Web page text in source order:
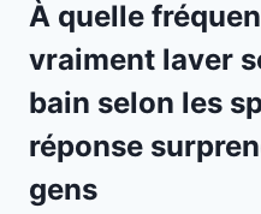
À quelle
vraiment laver
bain selon les
réponse
gens